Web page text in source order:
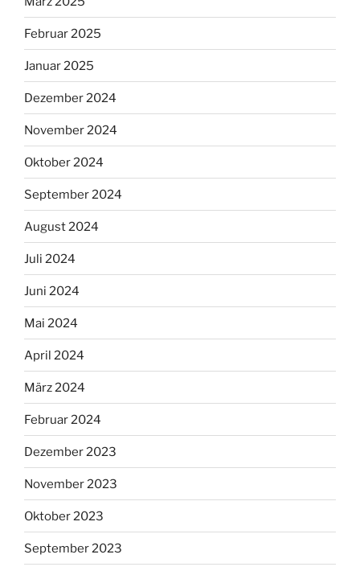
Februar 2025
Januar 2025
Dezember 2024
November 2024
Oktober 2024
September 2024
August 2024
Juli 2024
Juni 2024
Mai 2024
April 2024
März 2024
Februar 2024
Dezember 2023
November 2023
Oktober 2023
September 2023